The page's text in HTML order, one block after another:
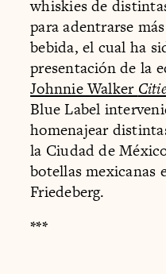
whiskies de
para adentrarse
bebida, el cual ha
presentación de la
Johnnie Walker
Blue Label
homenajear
la Ciudad de
botellas mexicanas
Friedeberg.
***